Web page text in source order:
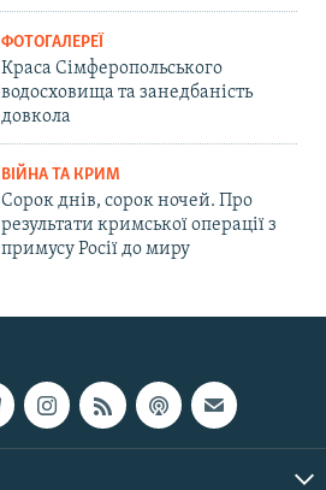
ФОТОГАЛЕРЕЇ
Краса Сімферопольського
водосховища та занедбаність
довкола
ВІЙНА ТА КРИМ
Сорок днів, сорок ночей. Про
результати кримської операції з
примусу Росії до миру